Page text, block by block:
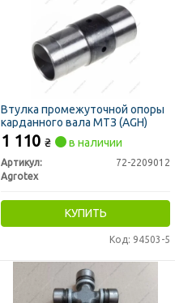
Втулка промежуточной опоры
карданного вала МТЗ (AGH)
1 110 ₴ в наличии
Артикул:
72-2209012
Agrotex
КУПИТЬ
Код: 94503-5